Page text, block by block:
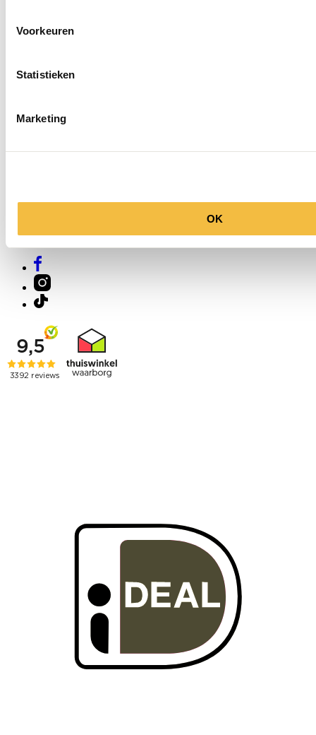
Voorkeuren
Statistieken
Marketing
OK
Socials